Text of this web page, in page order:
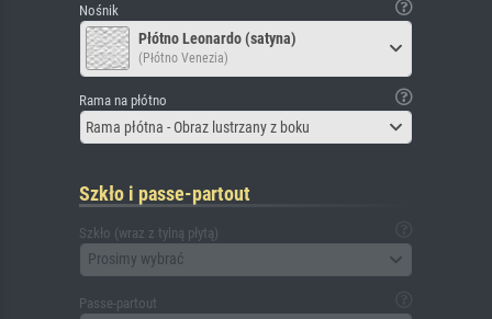
Nośnik
Płótno Leonardo (satyna)
(Płótno Venezia)
Rama na płótno
Rama płótna - Obraz lustrzany z boku
Szkło i passe-partout
Szkło (wraz z tylną płytą)
Prosimy wybrać
Passe-partout